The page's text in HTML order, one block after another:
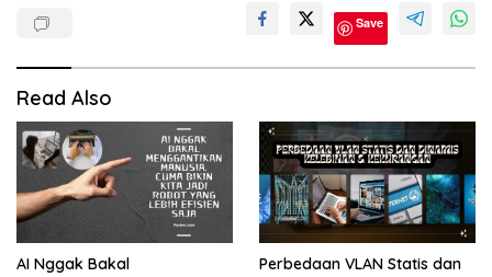
Kata
Bijak
Kata
Motivasi
Save
Read Also
AI Nggak Bakal
Perbedaan VLAN Statis dan